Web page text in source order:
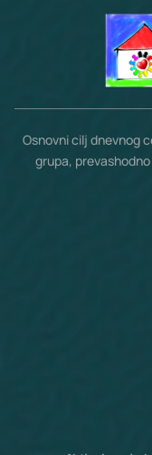
Osnovni cilj dnevnog
grupa,